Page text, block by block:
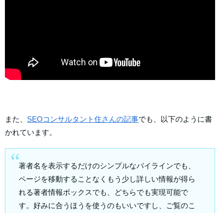
また、 SEOコンサルタント住さんの記事でも、以下のように書
かれています。
著者名を表示するだけのシンプルなバイラインでも、
ページを移動することなくもう少し詳しい情報が得ら
れる著者情報ボックスでも、どちらでも実現可能で
す。好みに合うほうを使うのもいいですし、ご覧のこ